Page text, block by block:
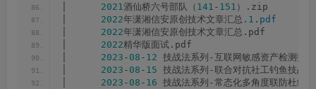
2021酒仙桥六号部队（ 141 - 151 ）.zip
2022年潇湘信安原创技术文章汇总 .1 . pdf
2022年潇湘信安原创技术文章汇总.pdf
2022精华版面试.pdf
2023 - 08 - 12 技战法系列-互联网敏感资产检测技
2023 - 08 - 15 技战法系列-联合对抗社工钓鱼技战
2023 - 08 - 16 技战法系列-常态化多角度联防杜绝